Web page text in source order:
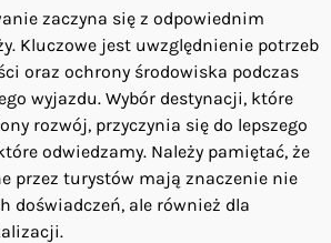
zaczyna się z odpowiednim
Kluczowe jest uwzględnienie potrzeb
oraz ochrony środowiska podczas
wyjazdu. Wybór destynacji, które
rozwój, przyczynia się do lepszego
odwiedzamy. Należy pamiętać, że
przez turystów mają znaczenie nie
doświadczeń, ale również dla